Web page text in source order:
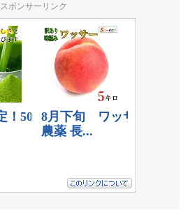
スポンサーリンク